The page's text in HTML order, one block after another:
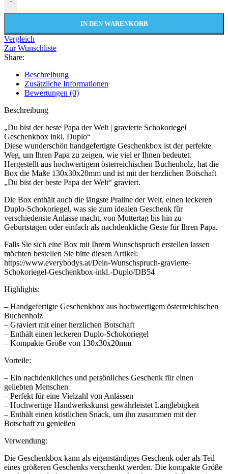
IN DEN WARENKORB
Vergleich
Zur Wunschliste
Share:
Beschreibung
Zusätzliche Informationen
Bewertungen (0)
Beschreibung
„Du bist der beste Papa der Welt | gravierte Schokoriegel
Geschenkbox inkl. Duplo“
Diese wunderschön handgefertigte Geschenkbox ist der perfekte
Weg, um Ihren Papa zu zeigen, wie viel er Ihnen bedeutet.
Hergestellt aus hochwertigem österreichischen Buchenholz, hat die
Box die Maße 130x30x20mm und ist mit der herzlichen Botschaft
„Du bist der beste Papa der Welt“ graviert.
Die Box enthält auch die längste Praline der Welt, einen leckeren
Duplo-Schokoriegel, was sie zum idealen Geschenk für
verschiedenste Anlässe macht, von Muttertag bis hin zu
Geburtstagen oder einfach als nachdenkliche Geste für Ihren Papa.
Falls Sie sich eine Box mit Ihrem Wunschspruch erstellen lassen
möchten bestellen Sie bitte diesen Artikel:
https://www.everybodys.at/Dein-Wunschspruch-gravierte-
Schokoriegel-Geschenkbox-inkl.-Duplo/DB54
Highlights:
– Handgefertigte Geschenkbox aus hochwertigem österreichischen
Buchenholz
– Graviert mit einer herzlichen Botschaft
– Enthält einen leckeren Duplo-Schokoriegel
– Kompakte Größe von 130x30x20mm
Vorteile:
– Ein nachdenkliches und persönliches Geschenk für einen
geliebten Menschen
– Perfekt für eine Vielzahl von Anlässen
– Hochwertige Handwerkskunst gewährleistet Langlebigkeit
– Enthält einen köstlichen Snack, um ihn zusammen mit der
Botschaft zu genießen
Verwendung:
Die Geschenkbox kann als eigenständiges Geschenk oder als Teil
eines größeren Geschenks verschenkt werden. Die kompakte Größe